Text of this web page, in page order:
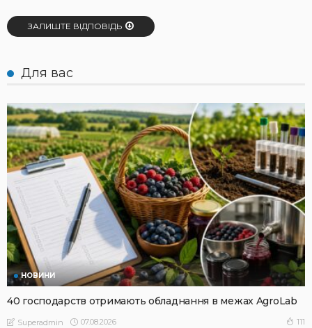
ЗАЛИШТЕ ВІДПОВІДЬ
Для вас
НОВИНИ
40 господарств отримають обладнання в межах AgroLab
Superadmin 07.08.2026 111